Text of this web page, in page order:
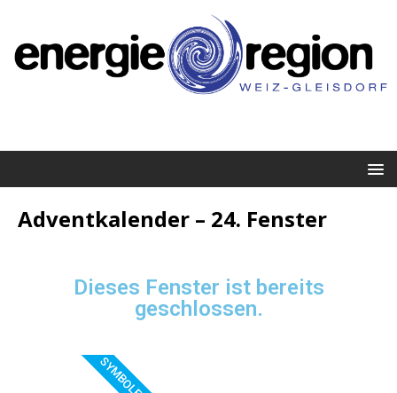
Adventkalender – 24. Fenster
Dieses Fenster ist bereits
geschlossen.